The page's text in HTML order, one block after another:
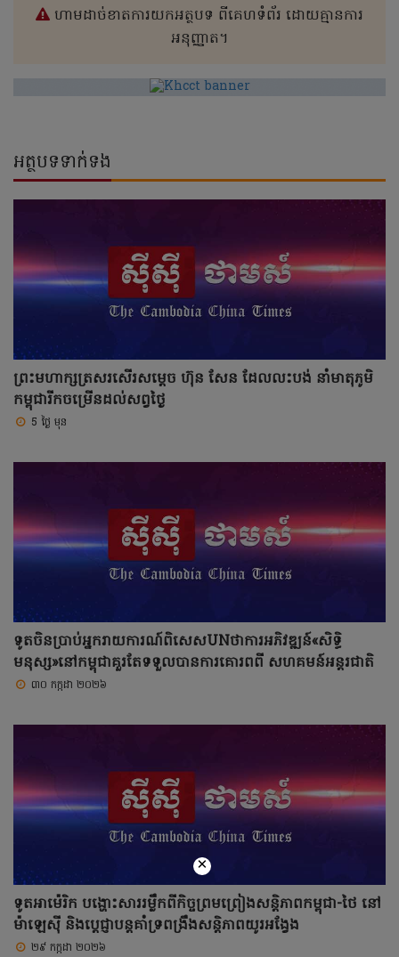
ហាមដាច់ខាតការយកអត្ថបទ ពីគេហទំព័រ ដោយគ្មានការ
អនុញ្ញាត។
អត្ថបទទាក់ទង
ព្រះមហាក្សត្រសរសើរសម្តេច ហ៊ុន សែន ដែលលះបង់ នាំមាតុភូមិ
កម្ពុជារីកចម្រើនដល់សព្វថ្ងៃ
5 ថ្ងៃ មុន
ទូតចិនប្រាប់អ្នករាយការណ៍ពិសេសUNថាការអភិវឌ្ឍន៍«សិទ្ធិ
មនុស្ស»នៅកម្ពុជាគួរតែទទួលបានការគោរពពី សហគមន៍អន្តរជាតិ
៣០ កក្កដា ២០២៦
ទូតអាម៉េរិក បង្ហោះសាររម្លឹកពីកិច្ចព្រមព្រៀងសន្តិភាពកម្ពុជា-ថៃ នៅ
ម៉ាឡេស៊ី និងប្តេជ្ញាបន្តគាំទ្រពង្រឹងសន្តិភាពយូរអង្វែង
២៩ កក្កដា ២០២៦
×